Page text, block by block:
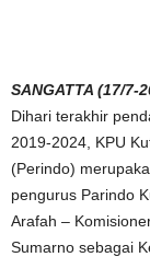
SANGATTA (17/7-
Dihari terakhir
2019-2024, KPU
(Perindo)
pengurus Parindo
Arafah –
Sumarno sebagai